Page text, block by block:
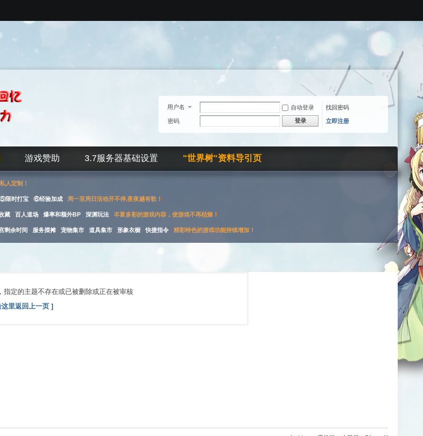
用户名 自动登录
找回密码
密码
登录 立即注册
游戏赞助 3.7服务器基础设置 "世界树"资料导引页
人定制！
⑤限时打宝 ⑥经验加成 周一至周日活动开不停,夜夜越有歌！
藏 百人道场 爆率和额外BP 深渊玩法 丰富多彩的游戏内容，使游戏不再枯燥！
剩余时间 服务摆摊 宠物集市 道具集市 形象衣橱 快捷指令 精彩特色的游戏功能持续增加！
指定的主题不存在或已被删除或正在被审核
里返回上一页 ]